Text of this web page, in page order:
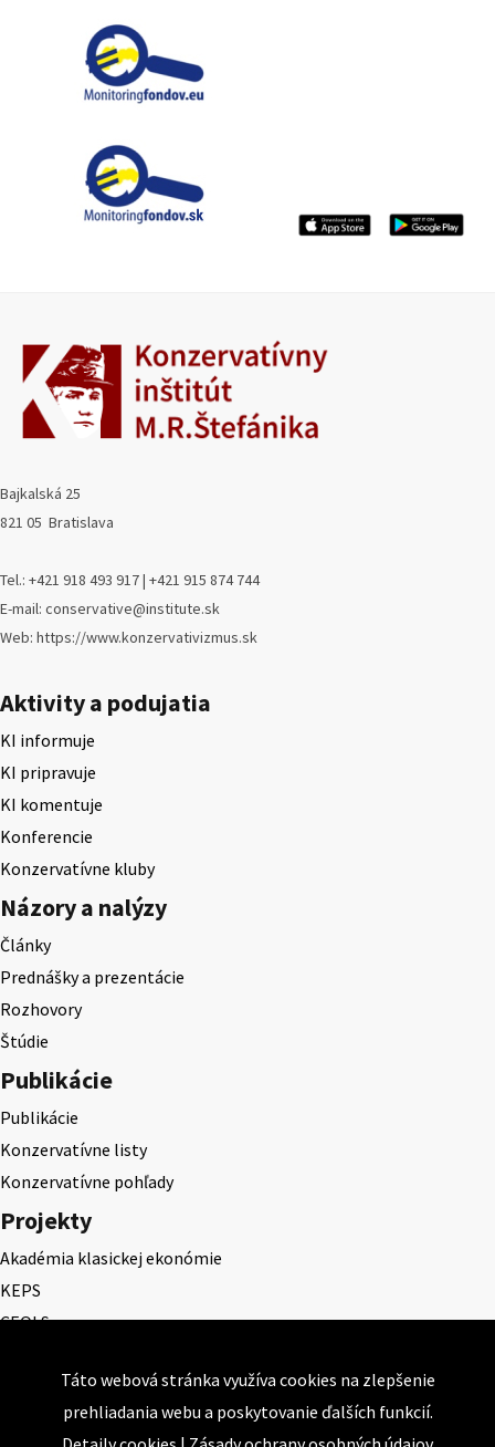
Bajkalská 25
821 05 Bratislava
Tel.: +421 918 493 917 | +421 915 874 744
E-mail: conservative@institute.sk
Web: https://www.konzervativizmus.sk
Aktivity a podujatia
KI informuje
KI pripravuje
KI komentuje
Konferencie
Konzervatívne kluby
Názory a nalýzy
Články
Prednášky a prezentácie
Rozhovory
Štúdie
Publikácie
Publikácie
Konzervatívne listy
Konzervatívne pohľady
Projekty
Akadémia klasickej ekonómie
KEPS
CEQLS
Cena Ernesta Valka
Študentská esej
Táto webová stránka využíva cookies na zlepšenie
prehliadania webu a poskytovanie ďalších funkcií.